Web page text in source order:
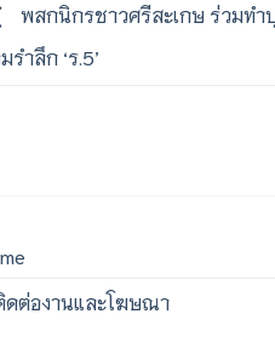
พสกนิกรชาวศรีสะเกษ ร่วมท
รำลึก ‘ร.5’
ดต่องานและโฆษณา